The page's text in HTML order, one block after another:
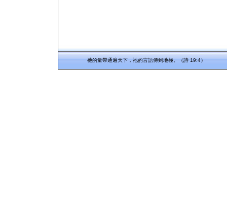
祂的量帶通遍天下，祂的言語傳到地極。（詩 19:4）